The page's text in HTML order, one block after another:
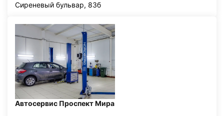
Сиреневый бульвар, 83б
Автосервис Проспект Мира